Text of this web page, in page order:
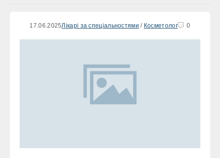
17.06.2025Лікарі за спеціальностями / Косметолог 0